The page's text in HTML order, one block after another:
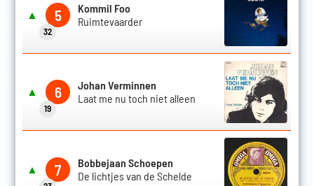
▲ 5
32
Kommil Foo
Ruimtevaarder
▲ 6
19
Johan Verminnen
Laat me nu toch niet alleen
▲ 7
Bobbejaan Schoepen
De lichtjes van de Schelde